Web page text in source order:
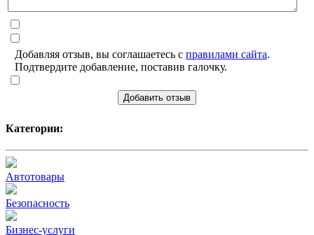
Добавляя отзыв, вы соглашаетесь с правилами сайта.
Подтвердите добавление, поставив галочку.
Добавить отзыв
Категории:
Автотовары
Безопасность
Бизнес-услуги